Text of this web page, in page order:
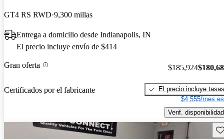
GT4 RS RWD 9,300 millas
Entrega a domicilio desde Indianapolis, IN
El precio incluye envío de $414
Gran oferta
Certificados por el fabricante
$185,924
El precio incluye tasas
$4,555/mes
Verif. disponibilidad